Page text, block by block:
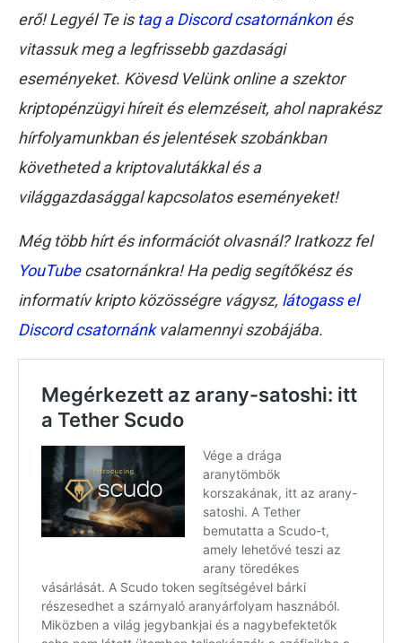
erő! Legyél Te istag a Discord csatornánkonés
vitassuk meg a legfrissebb gazdasági
eseményeket. Kövesd Velünk online a szektor
kriptopénzügyi híreit és elemzéseit, ahol naprakész
hírfolyamunkban és jelentések szobánkban
követheted a kriptovalutákkal és a
világgazdasággal kapcsolatos eseményeket!
Még több hírt és információt olvasnál? Iratkozz fel
YouTubecsatornánkra! Ha pedig segítőkész és
informatív kripto közösségre vágysz, látogass el
Discord csatornánkvalamennyi szobájába.